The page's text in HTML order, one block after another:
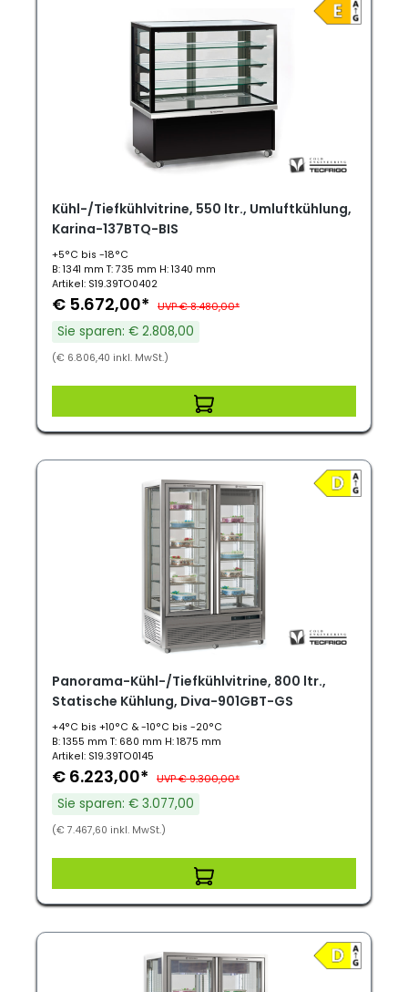
Kühl-/Tiefkühlvitrine, 550 ltr., Umluftkühlung,
Karina-137BTQ-BIS
+5°C bis -18°C
B: 1341 mm T: 735 mm H: 1340 mm
Artikel: S19.39TO0402
€ 5.672,00* UVP € 8.480,00*
Sie sparen: € 2.808,00
(€ 6.806,40 inkl. MwSt.)
Panorama-Kühl-/Tiefkühlvitrine, 800 ltr.,
Statische Kühlung, Diva-901GBT-GS
+4°C bis +10°C & -10°C bis -20°C
B: 1355 mm T: 680 mm H: 1875 mm
Artikel: S19.39TO0145
€ 6.223,00* UVP € 9.300,00*
Sie sparen: € 3.077,00
(€ 7.467,60 inkl. MwSt.)